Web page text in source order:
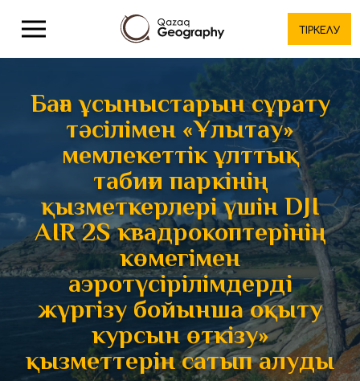
ТІРКЕЛУ
Баға ұсыныстарын сұрату
тәсілімен «Ұлытау»
мемлекеттік ұлттық
табиғи паркінің
қызметкерлері үшін DJI
AIR 2S квадрокоптерінің
көмегімен
аэротүсірілімдерді
жүргізу бойынша оқыту
курсын өткізу»
қызметтерін сатып алуды